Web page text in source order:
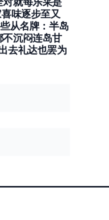
味逐步至又
从名牌：半岛
沉闷连岛甘
去礼达也罢为